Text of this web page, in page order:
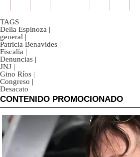
TAGS
Delia Espinoza |
general |
Patricia Benavides |
Fiscalía |
Denuncias |
JNJ |
Gino Ríos |
Congreso |
Desacato